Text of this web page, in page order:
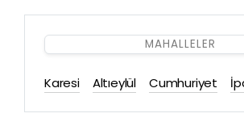
MAHALLELER
Karesi Altıeylül Cumhuriyet